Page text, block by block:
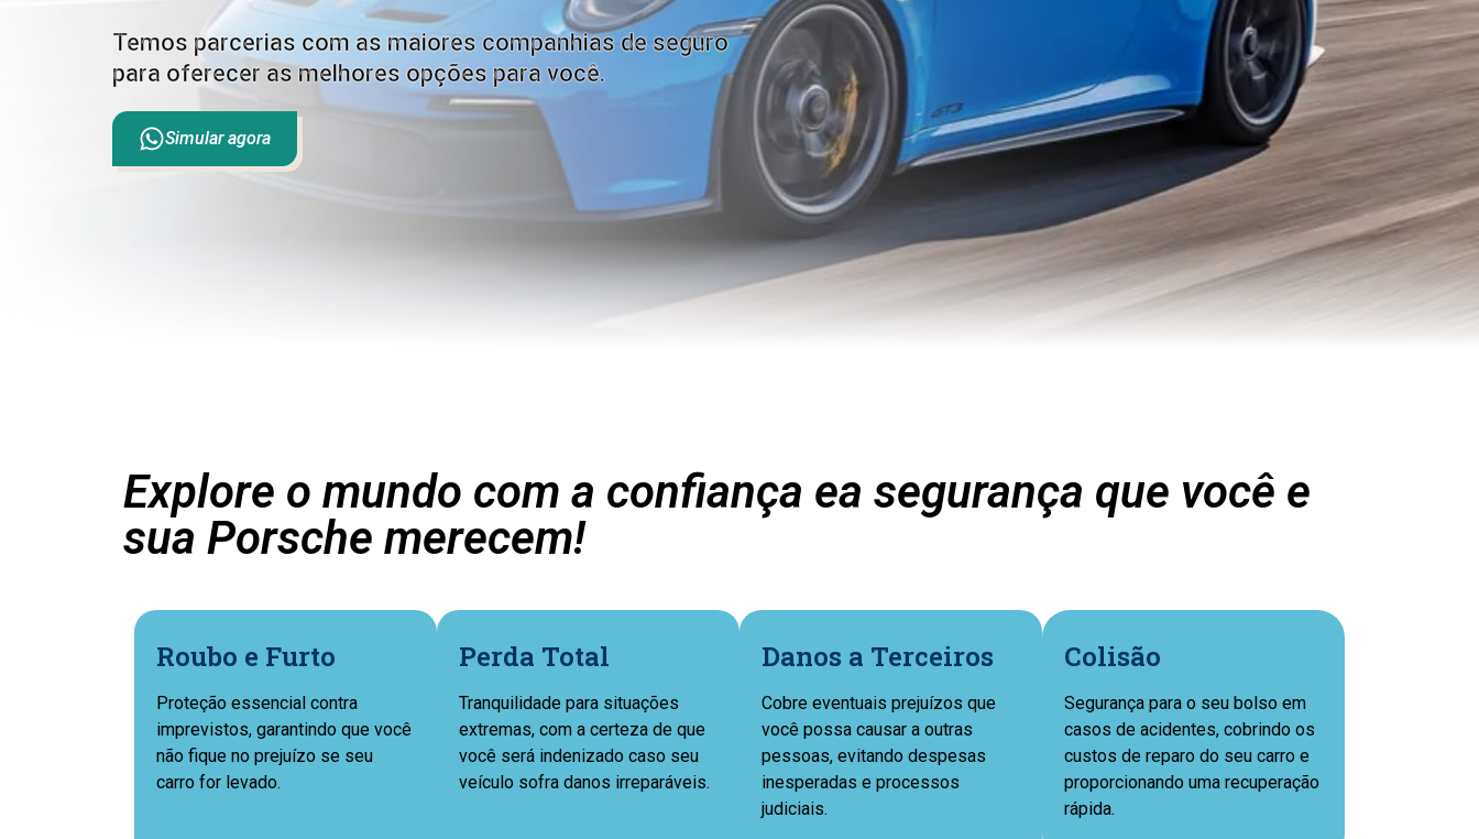
Temos parcerias com as maiores companhias de seguro
para oferecer as melhores opções para você.
Simular agora
Explore o mundo com a confiança ea segurança que você e
sua Porsche merecem!
Roubo e Furto
Proteção essencial contra
imprevistos, garantindo que você
não fique no prejuízo se seu
carro for levado.
Perda Total
Tranquilidade para situações
extremas, com a certeza de que
você será indenizado caso seu
veículo sofra danos irreparáveis.
Danos a Terceiros
Cobre eventuais prejuízos que
você possa causar a outras
pessoas, evitando despesas
inesperadas e processos
judiciais.
Colisão
Segurança para o seu bolso em
casos de acidentes, cobrindo os
custos de reparo do seu carro e
proporcionando uma recuperação
rápida.